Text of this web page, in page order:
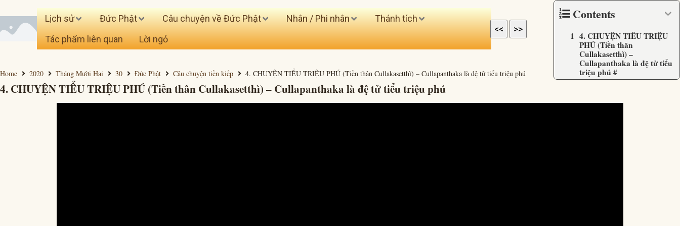
Contents
4. CHUYỆN TIỂU TRIỆU
PHÚ (Tiền thân
Cullakasetthì) –
Cullapanthaka là đệ tử tiểu
triệu phú #
Lịch sử Đức Phật Câu chuyện về Đức Phật Nhân / Phi nhân
Thánh tích
Tác phẩm liên quan
Lời ngỏ
<< >>
4. CHUYỆN TIỂU TRIỆU PHÚ (Tiền thân Cullakasetthì) – Cullapanthaka là đệ tử tiểu triệu phú
Home 2020 Tháng Mười Hai 30 Đức Phật Câu chuyện tiền kiếp 4. CHUYỆN TIỂU TRIỆU PHÚ (Tiền thân Cullakasetthì) – Cullapanthaka là đệ tử tiểu triệu phú